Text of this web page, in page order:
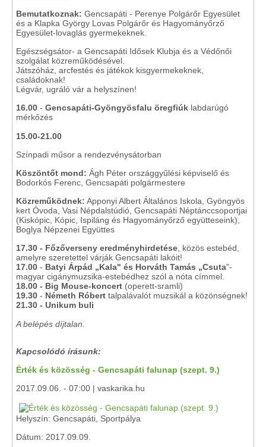
Bemutatkoznak: Gencsapáti - Perenye Polgárőr Egyesület
és a Klapka György Lovas Polgárőr és Hagyományőrző
Egyesület-lovaglás gyermekeknek.
Egészségsátor- a Gencsapáti Idősek Klubja és a Védőnői
szolgálat közreműködésével.
Játszóház, arcfestés és játékok kisgyermekeknek,
családoknak!
Légvár, ugráló vár a helyszínen!
16.00 - Gencsapáti-Gyöngyösfalu öregfiúk labdarúgó
mérkőzés
15.00-21.00
Színpadi műsor a rendezvénysátorban
Köszöntőt mond: Ágh Péter országgyűlési képviselő és
Bodorkós Ferenc, Gencsapáti polgármestere
Közreműködnek: Apponyi Albert Általános Iskola, Gyöngyös
kert Óvoda, Vasi Népdalstúdió, Gencsapáti Néptánccsoportjai
(Kiskópic, Kópic, Ispiláng és Hagyományőrző együtteseink),
Boglya Népzenei Együttes
17.30 - Főzőverseny eredményhirdetése , közös estebéd,
amelyre szeretettel várják Gencsapáti lakóit!
17.00 - Batyi Árpád „Kala" és Horváth Tamás „Csuta"-
magyar cigánymuzsika-estebédhez szól a nóta címmel.
18.00 - Big Mouse-koncert (operett-sramli)
19.30 - Németh Róbert talpalávalót muzsikál a közönségnek!
21.30 - Unikum buli
A belépés díjtalan.
Kapcsolódó írásunk:
Érték és közösség - Gencsapáti falunap (szept. 9.)
2017.09.06. - 07:00 | vaskarika.hu
Helyszín: Gencsapáti, Sportpálya
Dátum: 2017.09.09.